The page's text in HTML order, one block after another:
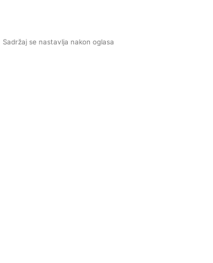
Sadržaj se nastavlja nakon oglasa